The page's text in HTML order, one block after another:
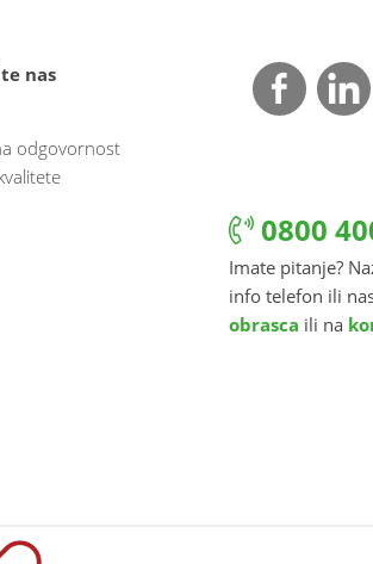
nas
odgovornost
0800
Imate pitanje?
info telefon ili
obrasca ili na